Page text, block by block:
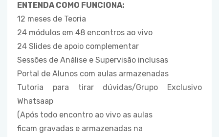
ENTENDA COMO FUNCIONA:
12 meses de Teoria
24 módulos em 48 encontros ao vivo
24 Slides de apoio complementar
Sessões de Análise e Supervisão inclusas
Portal de Alunos com aulas armazenadas
Tutoria para tirar dúvidas/Grupo Exclusivo
Whatsaap
(Após todo encontro ao vivo as aulas
ficam gravadas e armazenadas na